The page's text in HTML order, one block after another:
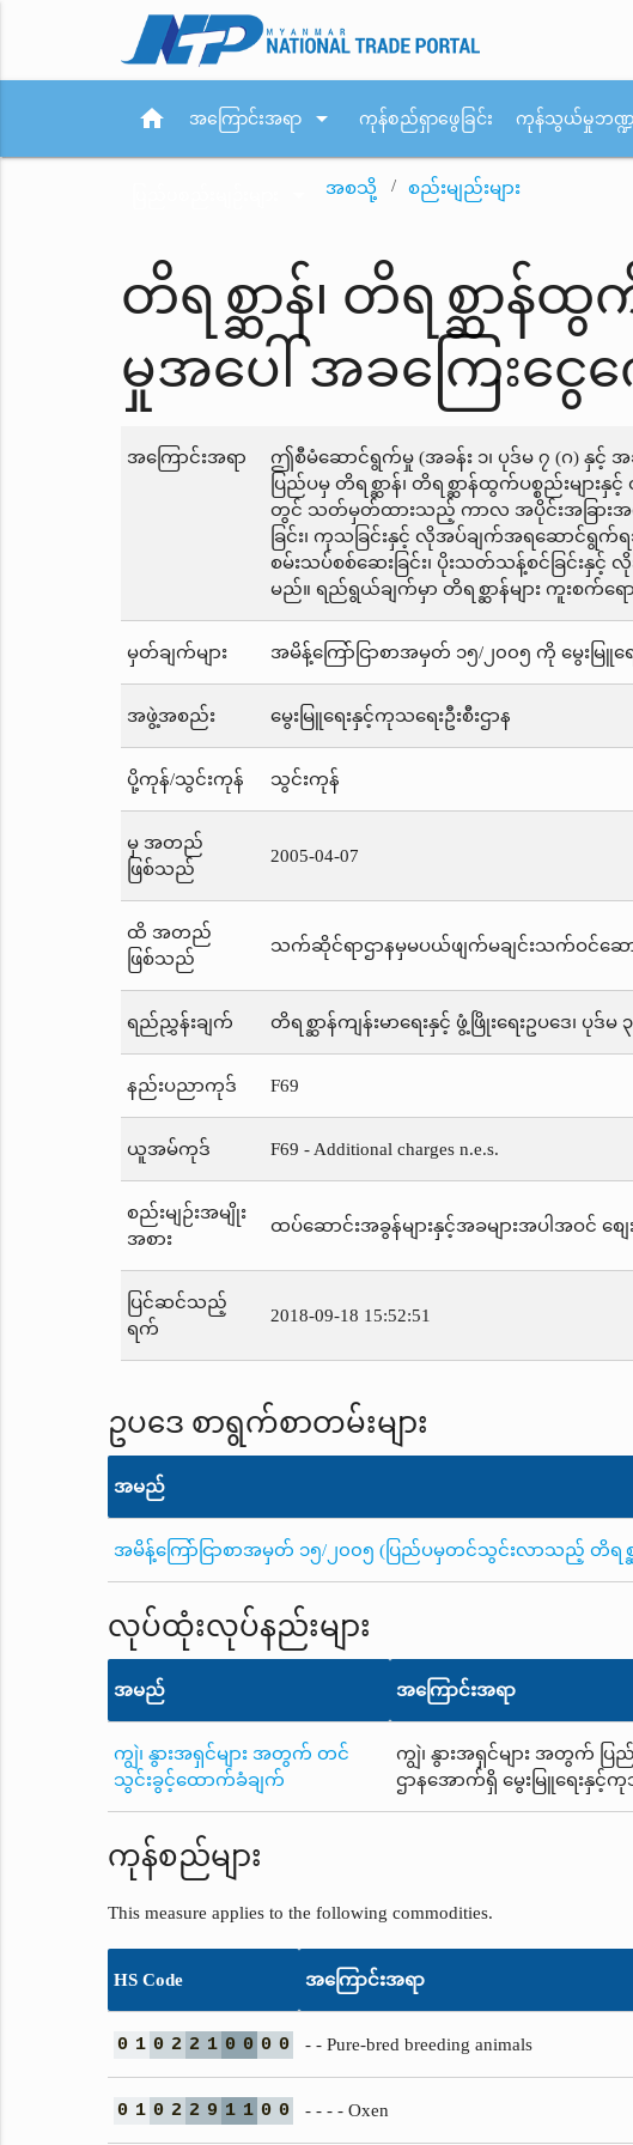
home အကြောင်းအရာ arrow_drop_down ကုန်စည်ရှာဖွေခြင်း ကုန်သွယ်မှုဘဏ္
အစသို့ စည်းမျည်းများ
တိရစ္ဆာန်၊ တိရစ္ဆာန်ထွ
မှုအပေါ် အခကြေးငွေက
အကြောင်းအရာ
ဤစီမံဆောင်ရွက်မှု (အခန်း ၁၊ ပုဒ်မ ၇ (ဂ) နှင့်
ပြည်ပမှ တိရစ္ဆာန်၊ တိရစ္ဆာန်ထွက်ပစ္စည်းမျ
တွင် သတ်မှတ်ထားသည့် ကာလ အပိုင်းအခြားအထိထာ
ခြင်း၊ ကုသခြင်းနှင့် လိုအပ်ချက်အရဆောင်ရွက်
စမ်းသပ်စစ်ဆေးခြင်း၊ ပိုးသတ်သန့်စင်ခြင်း
မည်။ ရည်ရွယ်ချက်မှာ တိရစ္ဆာန်များ ကူးစက်ရ
မှတ်ချက်များ အမိန့်ကြော်ငြာစာအမှတ် ၁၅/၂၀၀၅ ကို မွေးမြူ
အဖွဲ့အစည်း မွေးမြူရေးနှင့်ကုသရေးဦးစီးဌာန
ပို့ကုန်/သွင်းကုန် သွင်းကုန်
မှ အတည်
ဖြစ်သည်
2005-04-07
ထိ အတည်
ဖြစ်သည်
သက်ဆိုင်ရာဌာနမှမပယ်ဖျက်မချင်းသက်ဝင်ဆေ
ရည်ညွှန်းချက် တိရစ္ဆာန်ကျန်းမာရေးနှင့် ဖွံ့ဖြိုးရေးဥပဒေ၊ ပုဒ်မ
နည်းပညာကုဒ် F69
ယူအမ်ကုဒ် F69 - Additional charges n.e.s.
စည်းမျဉ်းအမျိုး
အစား
ထပ်ဆောင်းအခွန်များနှင့်အခများအပါအဝင် စျ
ပြင်ဆင်သည့်
ရက်
2018-09-18 15:52:51
ဥပဒေ စာရွက်စာတမ်းများ
အမည်
အမိန့်ကြော်ငြာစာအမှတ် ၁၅/၂၀၀၅ (ပြည်ပမှတင်သွင်းလာသည့် တိရစ္
လုပ်ထုံးလုပ်နည်းများ
အမည် အကြောင်းအရာ
ကျွဲ၊ နွားအရှင်များ အတွက် တင်
သွင်းခွင့်ထောက်ခံချက်
ကျွဲ၊ နွားအရှင်များ အတွက် ပ
ဌာနအောက်ရှိ မွေးမြူရေးနှင့်ကု
ကုန်စည်များ
This measure applies to the following commodities.
HS Code အကြောင်းအရာ
0 1 0 2 2 1 0 0 0 0 - - Pure-bred breeding animals
0 1 0 2 2 9 1 1 0 0 - - - - Oxen